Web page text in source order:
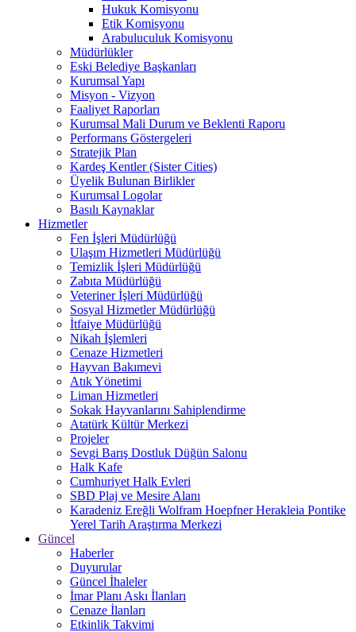
Hukuk Komisyonu
Etik Komisyonu
Arabuluculuk Komisyonu
Müdürlükler
Eski Belediye Başkanları
Kurumsal Yapı
Misyon - Vizyon
Faaliyet Raporları
Kurumsal Mali Durum ve Beklenti Raporu
Performans Göstergeleri
Stratejik Plan
Kardeş Kentler (Sister Cities)
Üyelik Bulunan Birlikler
Kurumsal Logolar
Basılı Kaynaklar
Hizmetler
Fen İşleri Müdürlüğü
Ulaşım Hizmetleri Müdürlüğü
Temizlik İşleri Müdürlüğü
Zabıta Müdürlüğü
Veteriner İşleri Müdürlüğü
Sosyal Hizmetler Müdürlüğü
İtfaiye Müdürlüğü
Nikah İşlemleri
Cenaze Hizmetleri
Hayvan Bakımevi
Atık Yönetimi
Liman Hizmetleri
Sokak Hayvanlarını Sahiplendirme
Atatürk Kültür Merkezi
Projeler
Sevgi Barış Dostluk Düğün Salonu
Halk Kafe
Cumhuriyet Halk Evleri
SBD Plaj ve Mesire Alanı
Karadeniz Ereğli Wolfram Hoepfner Herakleia Pontike
Yerel Tarih Araştırma Merkezi
Güncel
Haberler
Duyurular
Güncel İhaleler
İmar Planı Askı İlanları
Cenaze İlanları
Etkinlik Takvimi